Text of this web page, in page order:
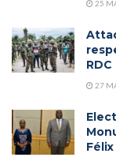
25
RDC
27